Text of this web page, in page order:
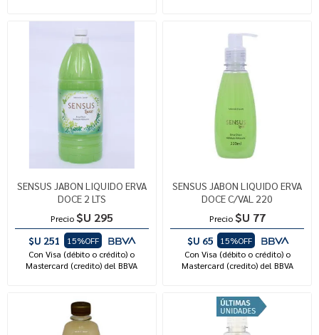
SENSUS JABON LIQUIDO ERVA
DOCE 2 LTS
Precio $U 295
$U 251
15%OFF
Con Visa (débito o crédito) o
Mastercard (credito) del BBVA
SENSUS JABON LIQUIDO ERVA
DOCE C/VAL 220
Precio $U 77
$U 65
15%OFF
Con Visa (débito o crédito) o
Mastercard (credito) del BBVA